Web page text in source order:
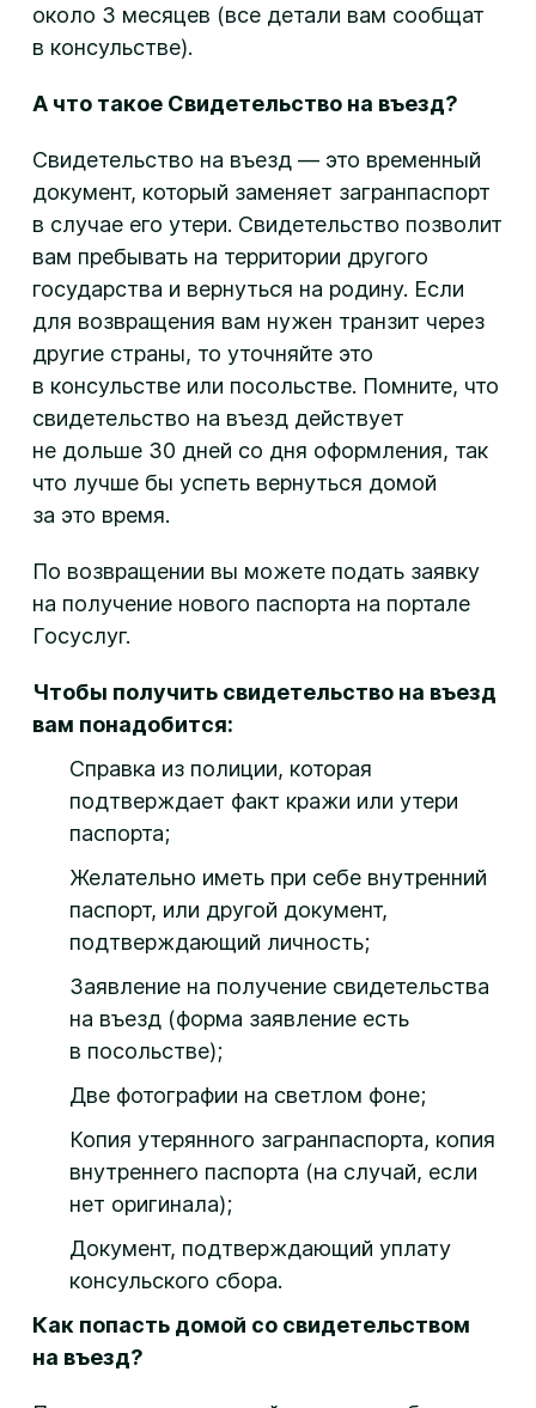
около 3 месяцев (все детали вам сообщат
в консульстве).
А что такое Свидетельство на въезд?
Свидетельство на въезд — это временный
документ, который заменяет загранпаспорт
в случае его утери. Свидетельство позволит
вам пребывать на территории другого
государства и вернуться на родину. Если
для возвращения вам нужен транзит через
другие страны, то уточняйте это
в консульстве или посольстве. Помните, что
свидетельство на въезд действует
не дольше 30 дней со дня оформления, так
что лучше бы успеть вернуться домой
за это время.
По возвращении вы можете подать заявку
на получение нового паспорта на портале
Госуслуг.
Чтобы получить свидетельство на въезд
вам понадобится:
Справка из полиции, которая
подтверждает факт кражи или утери
паспорта;
Желательно иметь при себе внутренний
паспорт, или другой документ,
подтверждающий личность;
Заявление на получение свидетельства
на въезд (форма заявление есть
в посольстве);
Две фотографии на светлом фоне;
Копия утерянного загранпаспорта, копия
внутреннего паспорта (на случай, если
нет оригинала);
Документ, подтверждающий уплату
консульского сбора.
Как попасть домой со свидетельством
на въезд?